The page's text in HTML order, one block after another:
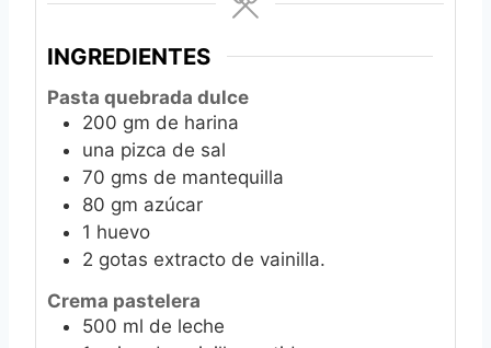
INGREDIENTES
Pasta quebrada dulce
200 gm de harina
una pizca de sal
70 gms de mantequilla
80 gm azúcar
1 huevo
2 gotas extracto de vainilla.
Crema pastelera
500 ml de leche